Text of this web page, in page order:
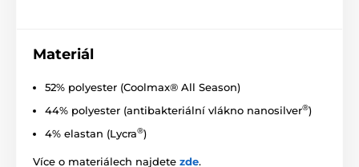
Materiál
52% polyester (Coolmax® All Season)
44% polyester (antibakteriální vlákno nanosilver®)
4% elastan (Lycra®)
Více o materiálech najdete zde.